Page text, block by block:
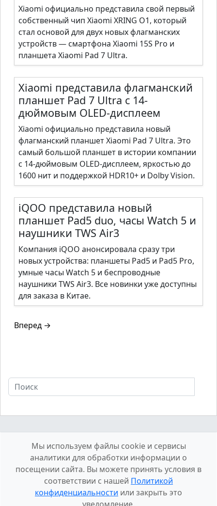
Xiaomi официально представила свой первый
собственный чип Xiaomi XRING O1, который
стал основой для двух новых флагманских
устройств — смартфона Xiaomi 15S Pro и
планшета Xiaomi Pad 7 Ultra.
Xiaomi представила флагманский
планшет Pad 7 Ultra с 14-
дюймовым OLED-дисплеем
Xiaomi официально представила новый
флагманский планшет Xiaomi Pad 7 Ultra. Это
самый большой планшет в истории компании
с 14-дюймовым OLED-дисплеем, яркостью до
1600 нит и поддержкой HDR10+ и Dolby Vision.
iQOO представила новый
планшет Pad5 duo, часы Watch 5 и
наушники TWS Air3
Компания iQOO анонсировала сразу три
новых устройства: планшеты Pad5 и Pad5 Pro,
умные часы Watch 5 и беспроводные
наушники TWS Air3. Все новинки уже доступны
для заказа в Китае.
Вперед →
Мы используем файлы cookie и сервисы
аналитики для обработки информации о
посещении сайта. Вы можете принять условия в
соответствии с нашей Политикой
конфиденциальности или закрыть это
О сайте Конфиденциальность